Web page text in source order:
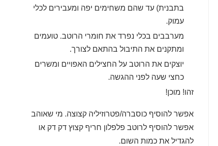
בתבנית) עד שהם משחימים יפה ומעבירים לכלי
עמוק.
מערבבים בכלי נפרד את חומרי הרוטב. טועמים
ומתקנים את התיבול בהתאם לצורך.
יוצקים את הרוטב על החצילים האפויים ומשרים
כחצי שעה לפני ההגשה.
זהו! מוכן!
אפשר להוסיף כוסברה/פטרוזיליה קצוצה. מי שאוהב
אפשר להוסיף לרוטב פלפלון חריף קצוץ דק דק או
להגדיל את כמות השום.